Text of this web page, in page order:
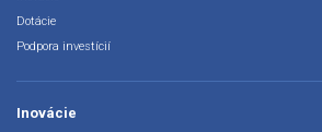
Dotácie
Podpora investícií
Inovácie